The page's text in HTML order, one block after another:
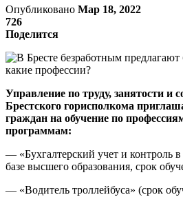
Опубликовано Мар 18, 2022
726
Поделится
Управление по труду, занятости и
Брестского горисполкома
граждан на обучение по
программам:
— «Бухгалтерский учет и контроль
базе высшего образования, срок
— «Водитель троллейбуса» (срок